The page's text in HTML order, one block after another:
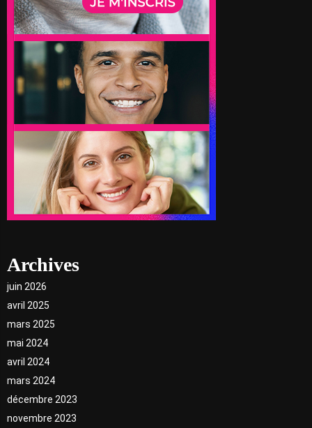
Archives
juin 2026
avril 2025
mars 2025
mai 2024
avril 2024
mars 2024
décembre 2023
novembre 2023